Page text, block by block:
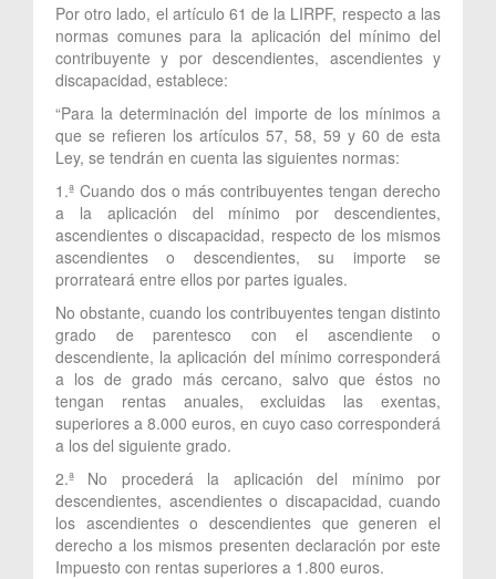
Por otro lado, el artículo 61 de la LIRPF, respecto a las
normas comunes para la aplicación del mínimo del
contribuyente y por descendientes, ascendientes y
discapacidad, establece:
“Para la determinación del importe de los mínimos a
que se refieren los artículos 57, 58, 59 y 60 de esta
Ley, se tendrán en cuenta las siguientes normas:
1.ª Cuando dos o más contribuyentes tengan derecho
a la aplicación del mínimo por descendientes,
ascendientes o discapacidad, respecto de los mismos
ascendientes o descendientes, su importe se
prorrateará entre ellos por partes iguales.
No obstante, cuando los contribuyentes tengan distinto
grado de parentesco con el ascendiente o
descendiente, la aplicación del mínimo corresponderá
a los de grado más cercano, salvo que éstos no
tengan rentas anuales, excluidas las exentas,
superiores a 8.000 euros, en cuyo caso corresponderá
a los del siguiente grado.
2.ª No procederá la aplicación del mínimo por
descendientes, ascendientes o discapacidad, cuando
los ascendientes o descendientes que generen el
derecho a los mismos presenten declaración por este
Impuesto con rentas superiores a 1.800 euros.